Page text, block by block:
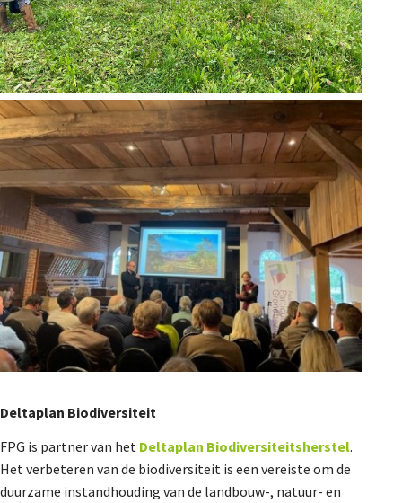
Deltaplan Biodiversiteit
FPG is partner van het Deltaplan Biodiversiteitsherstel.
Het verbeteren van de biodiversiteit is een vereiste om de
duurzame instandhouding van de landbouw-, natuur- en